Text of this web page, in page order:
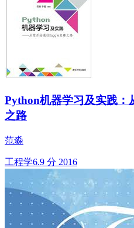
Python机器学习及实践：
之路
范淼
工程学6.9 分 2016